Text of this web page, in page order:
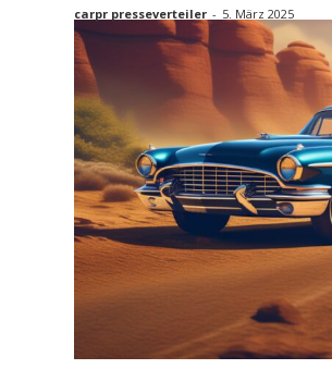
carpr presseverteiler - 5. März 2025